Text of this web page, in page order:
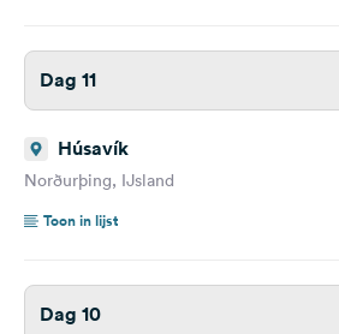
Dag 11
Húsavík
Norðurþing, IJsland
Toon in lijst
Dag 10